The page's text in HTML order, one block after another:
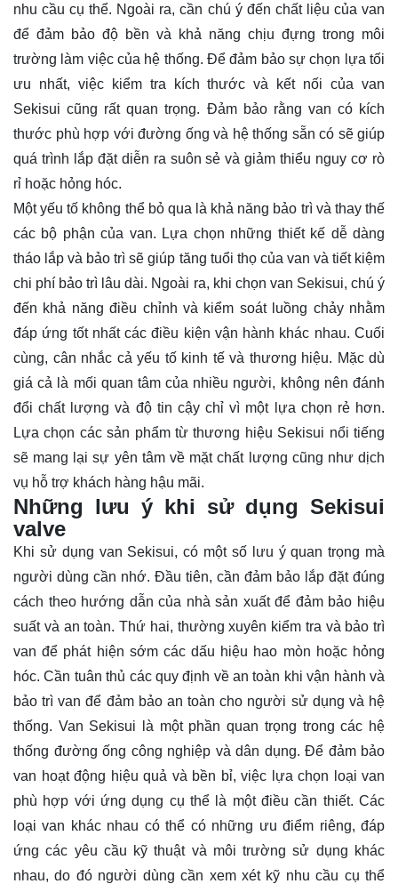
nhu cầu cụ thể. Ngoài ra, cần chú ý đến chất liệu của van
để đảm bảo độ bền và khả năng chịu đựng trong môi
trường làm việc của hệ thống. Để đảm bảo sự chọn lựa tối
ưu nhất, việc kiểm tra kích thước và kết nối của van
Sekisui cũng rất quan trọng. Đảm bảo rằng van có kích
thước phù hợp với đường ống và hệ thống sẵn có sẽ giúp
quá trình lắp đặt diễn ra suôn sẻ và giảm thiểu nguy cơ rò
rỉ hoặc hỏng hóc.
Một yếu tố không thể bỏ qua là khả năng bảo trì và thay thế
các bộ phận của van. Lựa chọn những thiết kế dễ dàng
tháo lắp và bảo trì sẽ giúp tăng tuổi thọ của van và tiết kiệm
chi phí bảo trì lâu dài. Ngoài ra, khi chọn van Sekisui, chú ý
đến khả năng điều chỉnh và kiểm soát luồng chảy nhằm
đáp ứng tốt nhất các điều kiện vận hành khác nhau. Cuối
cùng, cân nhắc cả yếu tố kinh tế và thương hiệu. Mặc dù
giá cả là mối quan tâm của nhiều người, không nên đánh
đổi chất lượng và độ tin cậy chỉ vì một lựa chọn rẻ hơn.
Lựa chọn các sản phẩm từ thương hiệu Sekisui nổi tiếng
sẽ mang lại sự yên tâm về mặt chất lượng cũng như dịch
vụ hỗ trợ khách hàng hậu mãi.
Những lưu ý khi sử dụng Sekisui
valve
Khi sử dụng van Sekisui, có một số lưu ý quan trọng mà
người dùng cần nhớ. Đầu tiên, cần đảm bảo lắp đặt đúng
cách theo hướng dẫn của nhà sản xuất để đảm bảo hiệu
suất và an toàn. Thứ hai, thường xuyên kiểm tra và bảo trì
van để phát hiện sớm các dấu hiệu hao mòn hoặc hỏng
hóc. Cần tuân thủ các quy định về an toàn khi vận hành và
bảo trì van để đảm bảo an toàn cho người sử dụng và hệ
thống. Van Sekisui là một phần quan trọng trong các hệ
thống đường ống công nghiệp và dân dụng. Để đảm bảo
van hoạt động hiệu quả và bền bỉ, việc lựa chọn loại van
phù hợp với ứng dụng cụ thể là một điều cần thiết. Các
loại van khác nhau có thể có những ưu điểm riêng, đáp
ứng các yêu cầu kỹ thuật và môi trường sử dụng khác
nhau, do đó người dùng cần xem xét kỹ nhu cầu cụ thể